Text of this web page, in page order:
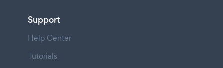
Support
Help Center
Tutorials